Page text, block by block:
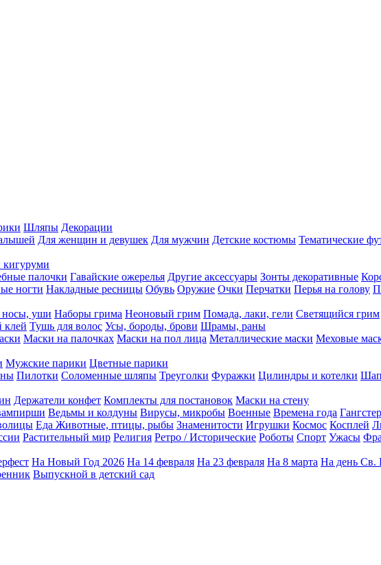
Шляпы Декорации
Для женщин и девушек Для мужчин Детские костюмы Тематические
палочки Гавайские ожерелья Другие аксессуары Зонты декоративные
ногти Накладные ресницы Обувь Оружие Очки Перчатки Перья на голову
уши Наборы грима Неоновый грим Помада, лаки, гели Светящийся грим
клей Тушь для волос Усы, бороды, брови Шрамы, раны
Маски на палочках Маски на пол лица Металлические маски Меховые
Мужские парики Цветные парики
Пилотки Соломенные шляпы Треуголки Фуражки Цилиндры и котелки
Держатели конфет Комплекты для постановок Маски на стену
Ведьмы и колдуны Вирусы, микробы Военные Времена года
Еда Животные, птицы, рыбы Знаменитости Игрушки Космос Косплей
Растительный мир Религия Ретро / Исторические Роботы Спорт Ужасы
На Новый Год 2026 На 14 февраля На 23 февраля На 8 марта На день Св.
Выпускной в детский сад